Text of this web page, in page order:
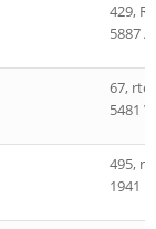
429,
5887
67, rte
5481
495,
1941